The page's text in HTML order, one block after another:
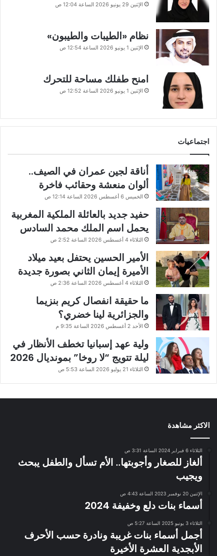
الإثنين 29 يونيو 2026 الساعة 12:04 ص
نظام «الطيبات والطيبون»
الإثنين 1 يونيو 2026 الساعة 12:54 ص
امنح طفلك مساحة للتحرك
الإثنين 1 يونيو 2026 الساعة 12:52 ص
اجتماعيات
أناقة لجين عمران في الصيف..
ألوان منعشة وحقائب فاخرة
الخميس 6 أغسطس 2026 الساعة 12:14 ص
حفيد جديد بالعائلة الملكية المغربية
يحمل اسم الملك محمد السادس
الثلاثاء 4 أغسطس 2026 الساعة 2:52 ص
الأمير الحسين يحتفل بعيد ميلاد
الأميرة إيمان الثاني بصورة جديدة
الثلاثاء 4 أغسطس 2026 الساعة 2:36 ص
ما حقيقة انفصال كريم بنزيما
والجزائرية لينا خضري؟
الأحد 2 أغسطس 2026 الساعة 9:35 م
ولية عهد إسبانيا تخطف الأنظار في
ليلة تتويج “لا روخا” بمونديال 2026
الثلاثاء 21 يوليو 2026 الساعة 5:53 ص
الاكثر مشاهدة
الثلاثاء 6 فبراير 2024 الساعة 3:31 ص
ألغاز للصغار وأجوبتها.. الأم تسأل والطفل يبحث
ويجيب
الإثنين 20 نوفمبر 2023 الساعة 4:43 ص
أسماء بنات دلع وخفيفة 2024
الثلاثاء 3 يونيو 2025 الساعة 5:27 ص
أجمل أسماء بنات غريبة ونادرة حسب الأحرف
الأبجدية العشرة الأخيرة